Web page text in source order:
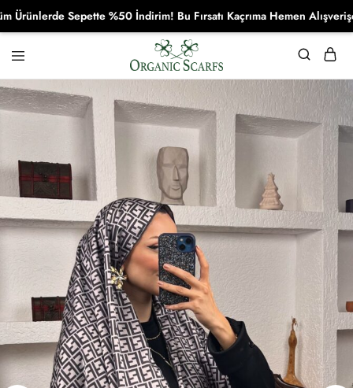
Organikscarf
Sepette %50 İndirim! Bu Fırsatı Kaçrıma Hemen Alışverişe